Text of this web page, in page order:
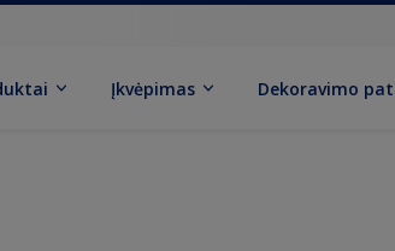
Įkvėpimas Dekoravimo